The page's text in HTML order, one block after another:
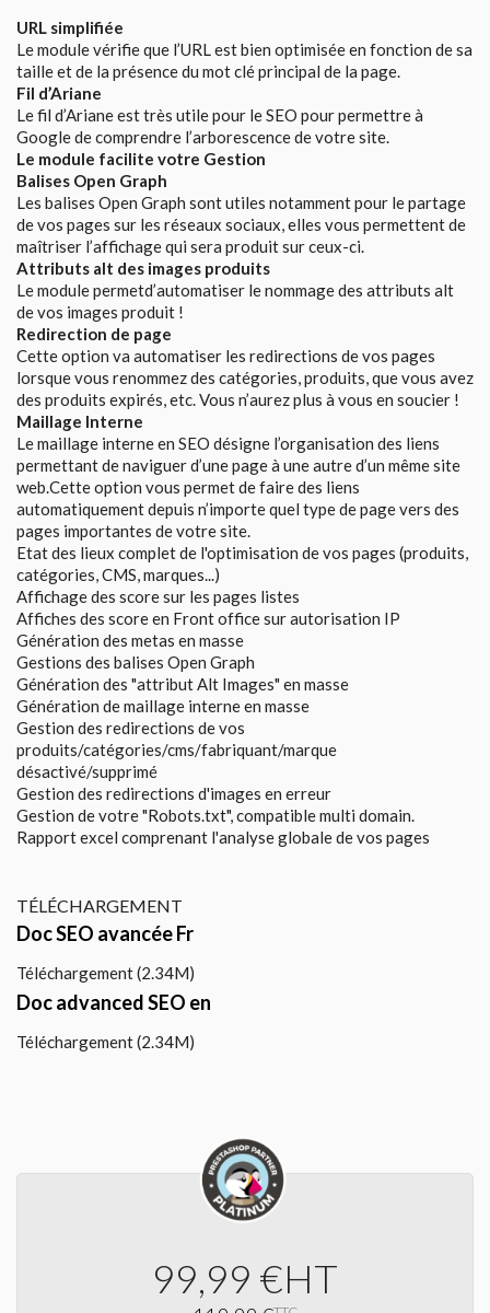
URL simplifiée
Le module vérifie que l’URL est bien optimisée en fonction de sa
taille et de la présence du mot clé principal de la page.
Fil d’Ariane
Le fil d’Ariane est très utile pour le SEO pour permettre à
Google de comprendre l’arborescence de votre site.
Le module facilite votre Gestion
Balises Open Graph
Les balises Open Graph sont utiles notamment pour le partage
de vos pages sur les réseaux sociaux, elles vous permettent de
maîtriser l’affichage qui sera produit sur ceux-ci.
Attributs alt des images produits
Le module permetd’automatiser le nommage des attributs alt
de vos images produit !
Redirection de page
Cette option va automatiser les redirections de vos pages
lorsque vous renommez des catégories, produits, que vous avez
des produits expirés, etc. Vous n’aurez plus à vous en soucier !
Maillage Interne
Le maillage interne en SEO désigne l’organisation des liens
permettant de naviguer d’une page à une autre d’un même site
web.Cette option vous permet de faire des liens
automatiquement depuis n’importe quel type de page vers des
pages importantes de votre site.
Etat des lieux complet de l'optimisation de vos pages (produits,
catégories, CMS, marques...)
Affichage des score sur les pages listes
Affiches des score en Front office sur autorisation IP
Génération des metas en masse
Gestions des balises Open Graph
Génération des "attribut Alt Images" en masse
Génération de maillage interne en masse
Gestion des redirections de vos
produits/catégories/cms/fabriquant/marque
désactivé/supprimé
Gestion des redirections d'images en erreur
Gestion de votre "Robots.txt", compatible multi domain.
Rapport excel comprenant l'analyse globale de vos pages
TÉLÉCHARGEMENT
Doc SEO avancée Fr
Téléchargement (2.34M)
Doc advanced SEO en
Téléchargement (2.34M)
99,99 €HT